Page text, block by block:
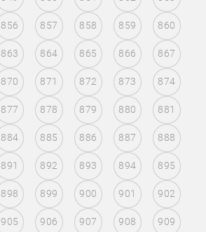
856 857 858 859 860
863 864 865 866 867
870 871 872 873 874
877 878 879 880 881
884 885 886 887 888
891 892 893 894 895
898 899 900 901 902
905 906 907 908 909